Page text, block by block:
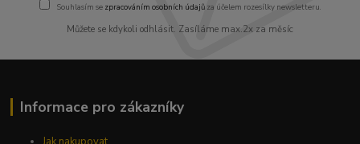
Souhlasím se zpracováním osobních údajůza účelem rozesílky newsletteru.
Můžete se kdykoli odhlásit. Zasíláme max.2x za měsíc
Informace pro zákazníky